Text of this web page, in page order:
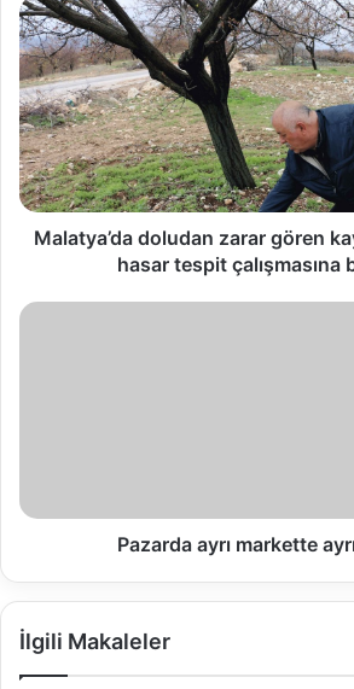
Malatya’da doludan zarar gören
hasar tespit çalışmasına
Pazarda ayrı markette
İlgili Makaleler